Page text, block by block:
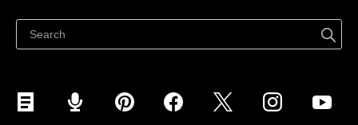
Prodávejte na Facebooku
Prodávejte na Instagramu